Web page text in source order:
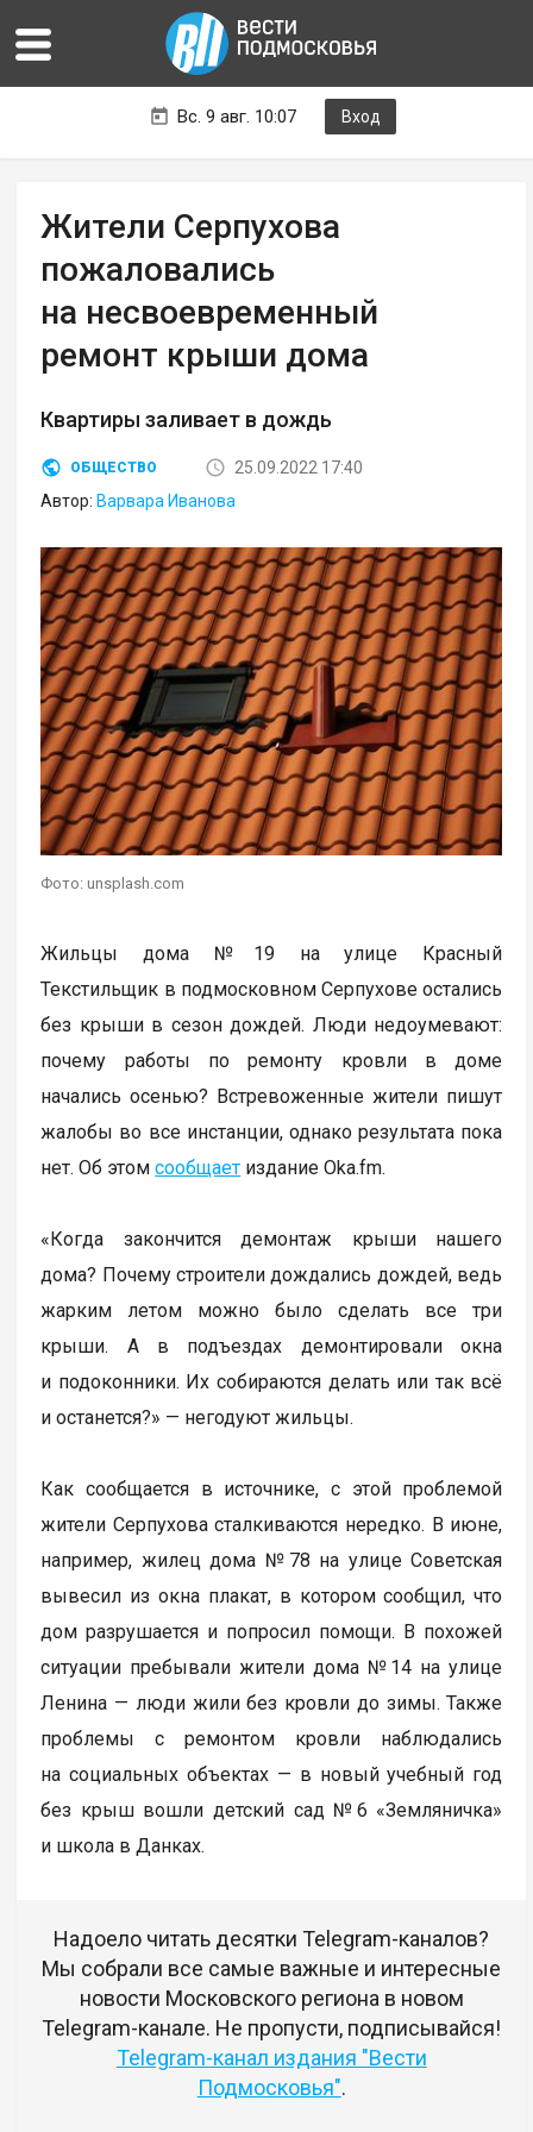
Вс. 9 авг. 10:07 Вход
Жители Серпухова
пожаловались
на несвоевременный
ремонт крыши дома
Квартиры заливает в дождь
ОБЩЕСТВО
25.09.2022 17:40
Автор: Варвара Иванова
Фото: unsplash.com
Жильцы дома №19 на улице Красный
Текстильщик в подмосковном Серпухове остались
без крыши в сезон дождей. Люди недоумевают:
почему работы по ремонту кровли в доме
начались осенью? Встревоженные жители пишут
жалобы во все инстанции, однако результата пока
нет. Об этомсообщает издание Oka.fm.
«Когда закончится демонтаж крыши нашего
дома? Почему строители дождались дождей, ведь
жарким летом можно было сделать все три
крыши. А в подъездах демонтировали окна
и подоконники. Их собираются делать или так всё
и останется?» — негодуют жильцы.
Как сообщается в источнике, с этой проблемой
жители Серпухова сталкиваются нередко. В июне,
например, жилец дома №78 на улице Советская
вывесил из окна плакат, в котором сообщил, что
дом разрушается и попросил помощи. В похожей
ситуации пребывали жители дома №14 на улице
Ленина — люди жили без кровли до зимы. Также
проблемы с ремонтом кровли наблюдались
на социальных объектах — в новый учебный год
без крыш вошли детский сад №6 «Земляничка»
и школа в Данках.
Надоело читать десятки Telegram-каналов?
Мы собрали все самые важные и интересные
новости Московского региона в новом
Telegram-канале. Не пропусти, подписывайся!
Telegram-канал издания "Вести
Подмосковья".